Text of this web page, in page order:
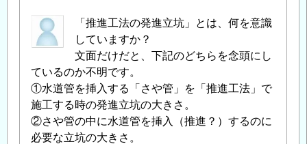
「推進工法の発進立坑」とは、何を意識
していますか？
文面だけだと、下記のどちらを念頭にし
ているのか不明です。
①水道管を挿入する「さや管」を「推進工法」で
施工する時の発進立坑の大きさ。
②さや管の中に水道管を挿入（推進？）するのに
必要な立坑の大きさ。